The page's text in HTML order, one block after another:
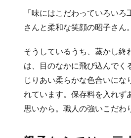
「味にはこだわっていろい
さんと柔和な笑顔の昭子さん。
そうしているうち、蒸かし終
は、目のなかに飛び込んでく
じりあい柔らかな色合いに
れています。保存料を入れず
思いから。職人の強いこだわ